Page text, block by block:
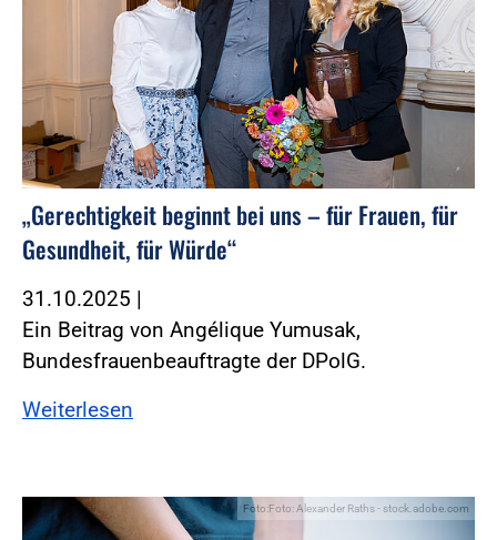
„Gerechtigkeit beginnt bei uns – für Frauen, für
Gesundheit, für Würde“
31.10.2025 |
Ein Beitrag von Angélique Yumusak,
Bundesfrauenbeauftragte der DPolG.
Weiterlesen
Foto:Foto: Alexander Raths - stock.adobe.com